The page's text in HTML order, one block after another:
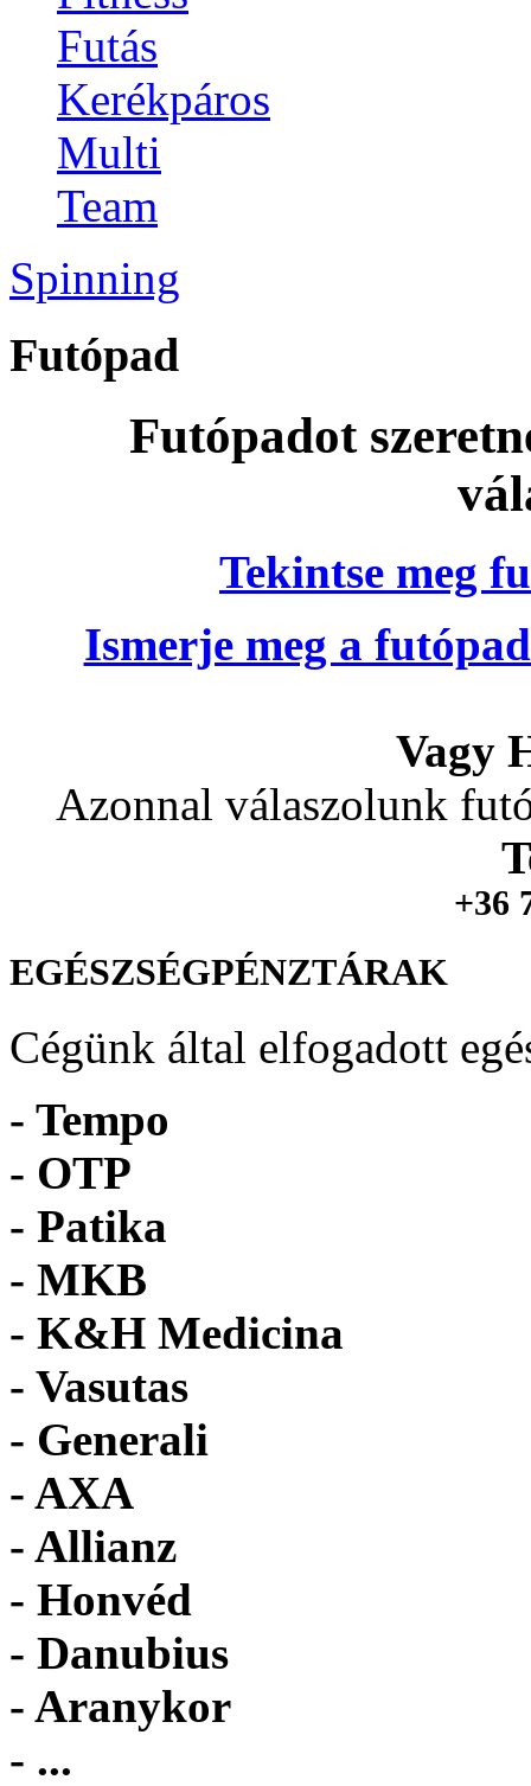
Futás
Kerékpáros
Multi
Team
Spinning
Futópad
Futópadot
Tekintse meg
Ismerje meg a
Vagy
Azonnal válaszolunk
+36
EGÉSZSÉGPÉNZTÁRAK
Cégünk által elfogadott
- Tempo
- OTP
- Patika
- MKB
- K&H Medicina
- Vasutas
- Generali
- AXA
- Allianz
- Honvéd
- Danubius
- Aranykor
- ...